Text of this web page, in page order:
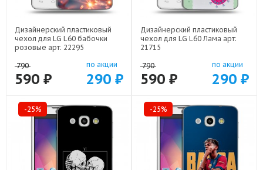
Дизайнерский пластиковый
чехол для LG L60 бабочки
розовые арт: 22295
790
590 ₽
по акции
290 ₽
Дизайнерский пластиковый
чехол для LG L60 Лама арт:
21715
790
590 ₽
по акции
290 ₽
-25% -25%